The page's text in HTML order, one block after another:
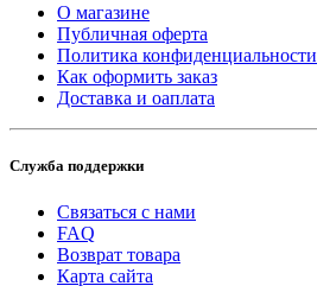
О магазине
Публичная оферта
Политика конфиденциальности
Как оформить заказ
Доставка и оаплата
Служба поддержки
Связаться с нами
FAQ
Возврат товара
Карта сайта